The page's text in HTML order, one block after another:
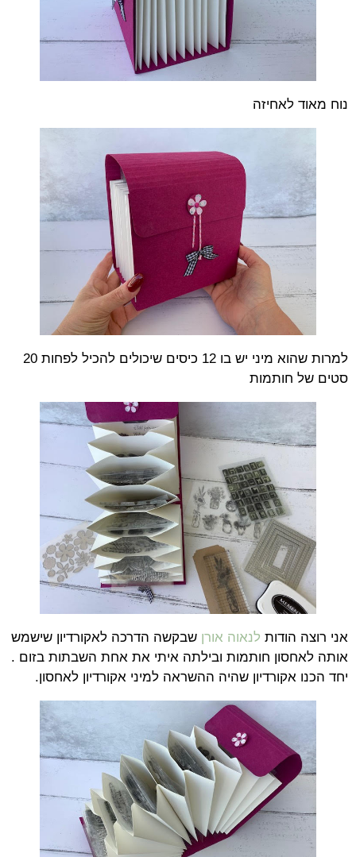
נוח מאוד לאחיזה
למרות שהוא מיני יש בו 12 כיסים שיכולים להכיל לפחות 20
סטים של חותמות
אני רוצה הודות לנאוה אורן שבקשה הדרכה לאקורדיון שישמש
אותה לאחסון חותמות ובילתה איתי את אחת השבתות בזום .
יחד הכנו אקורדיון שהיה ההשראה למיני אקורדיון לאחסון.